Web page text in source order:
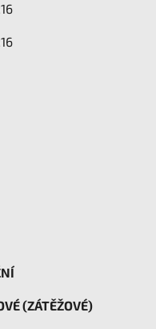
(ZÁTĚŽOVÉ)